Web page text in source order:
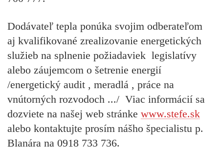
Dodávateľ tepla ponúka svojim odberateľom
aj kvalifikované zrealizovanie energetických
služieb na splnenie požiadaviek legislatívy
alebo záujemcom o šetrenie energií
/energetický audit , meradlá , práce na
vnútorných rozvodoch .../ Viac informácií sa
dozviete na našej web stránke www.stefe.sk
alebo kontaktujte prosím nášho špecialistu p.
Blanára na 0918 733 736.